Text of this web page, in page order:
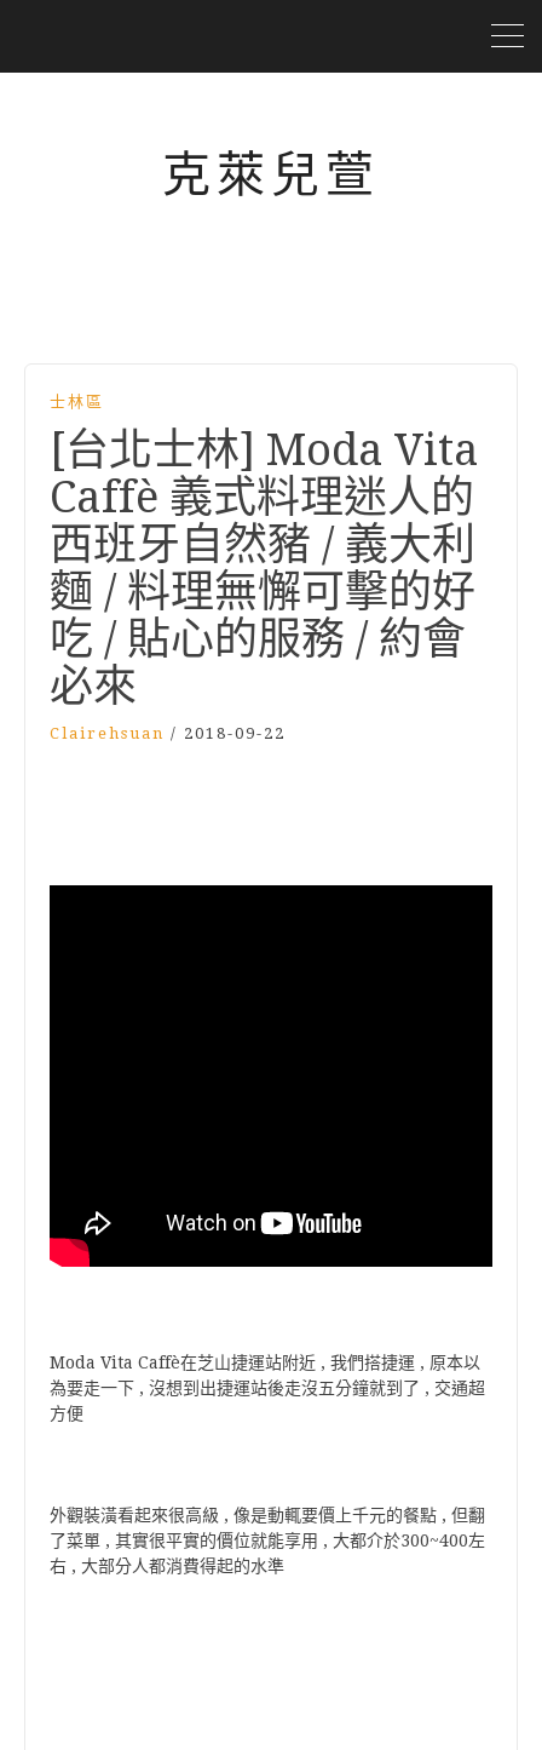
克萊兒萱
士林區
[台北士林] Moda Vita
Caffè 義式料理迷人的
西班牙自然豬 / 義大利
麵 / 料理無懈可擊的好
吃 / 貼心的服務 / 約會
必來
Clairehsuan / 2018-09-22
Moda Vita Caffè在芝山捷運站附近 , 我們搭捷運 , 原本以
為要走一下 , 沒想到出捷運站後走沒五分鐘就到了 , 交通超
方便
外觀裝潢看起來很高級 , 像是動輒要價上千元的餐點 , 但翻
了菜單 , 其實很平實的價位就能享用 , 大都介於300~400左
右 , 大部分人都消費得起的水準